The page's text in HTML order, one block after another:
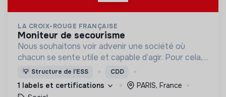
LA CROIX-ROUGE FRANÇAISE
moniteur de secourisme
Nous souhaitons voir advenir une société où
chacun se sente utile et capable d’agir. Pour cela,
nous proposons des moyens et des lieux
d’engagement innovants et adaptés à tous.
💡 Structure de l’ESS CDD
1 labels et certifications
PARIS, France